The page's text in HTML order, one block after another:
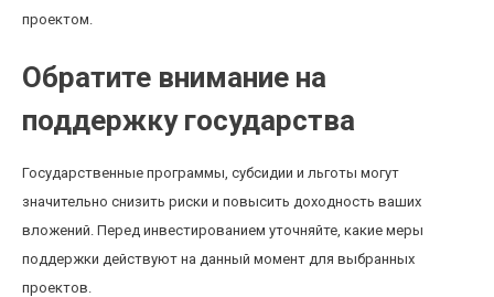
проектом.
Обратите внимание на
поддержку государства
Государственные программы, субсидии и льготы могут
значительно снизить риски и повысить доходность ваших
вложений. Перед инвестированием уточняйте, какие меры
поддержки действуют на данный момент для выбранных
проектов.